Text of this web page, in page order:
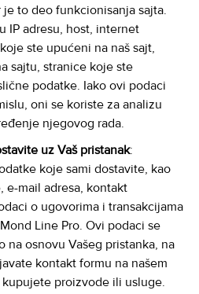
je to deo funkcionisanja sajta.
IP adresu, host, internet
ste upućeni na naš sajt,
sajtu, stranice koje ste
podatke. Iako ovi podaci
oni se koriste za analizu
njegovog rada.
uz Vaš pristanak:
koje sami dostavite, kao
e-mail adresa, kontakt
o ugovorima i transakcijama
Line Pro. Ovi podaci se
na osnovu Vašeg pristanka, na
kontakt formu na našem
proizvode ili usluge.